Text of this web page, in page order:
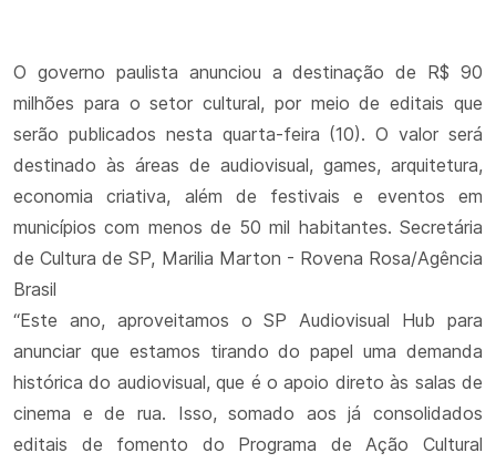
O governo paulista anunciou a destinação de R$ 90
milhões para o setor cultural, por meio de editais que
serão publicados nesta quarta-feira (10). O valor será
destinado às áreas de audiovisual, games, arquitetura,
economia criativa, além de festivais e eventos em
municípios com menos de 50 mil habitantes. Secretária
de Cultura de SP, Marilia Marton - Rovena Rosa/Agência
Brasil
“Este ano, aproveitamos o SP Audiovisual Hub para
anunciar que estamos tirando do papel uma demanda
histórica do audiovisual, que é o apoio direto às salas de
cinema e de rua. Isso, somado aos já consolidados
editais de fomento do Programa de Ação Cultural